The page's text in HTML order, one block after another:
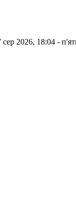
сер 2026, 18:04 -